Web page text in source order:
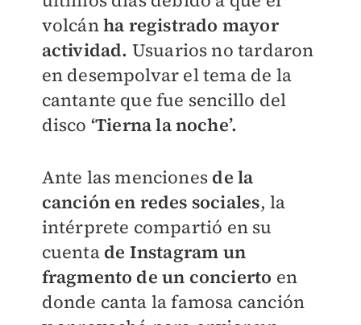
volcánha registrado mayor
actividad. Usuarios no tardaron
en desempolvar el tema de la
cantante que fue sencillo del
disco ‘Tierna la noche’.
Ante las menciones de la
canción en redes sociales, la
intérprete compartió en su
cuenta de Instagram un
fragmento de un concierto en
donde canta la famosa canción